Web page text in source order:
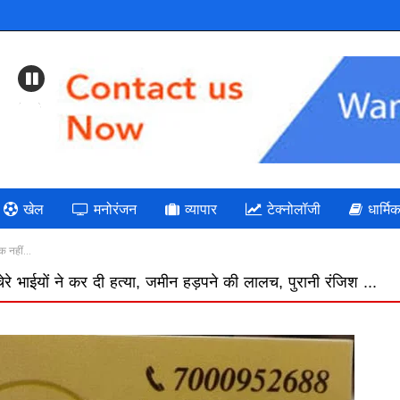
Previous
खेल मनोरंजन व्यापार टेक्नोलॉजी धार्मिक
नहीं…
जमीन हड़पने की लालच, पुरानी रंजिश ... महदगांव के